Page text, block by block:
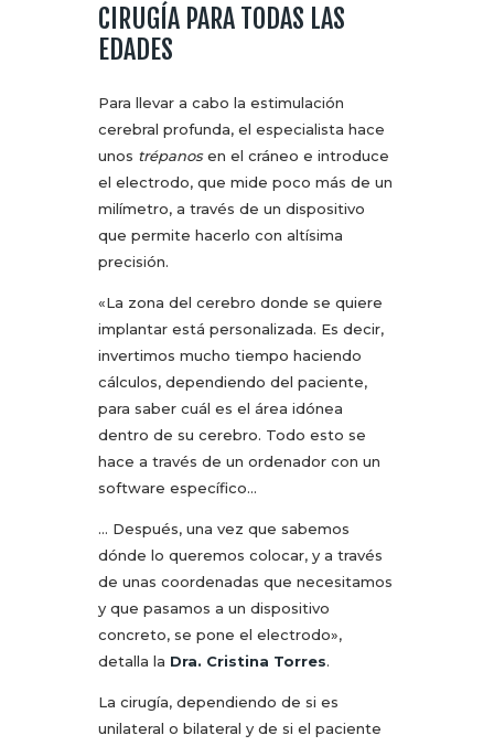
CIRUGÍA PARA TODAS LAS
EDADES
Para llevar a cabo la estimulación
cerebral profunda, el especialista hace
unos trépanosen el cráneo e introduce
el electrodo, que mide poco más de un
milímetro, a través de un dispositivo
que permite hacerlo con altísima
precisión.
«La zona del cerebro donde se quiere
implantar está personalizada. Es decir,
invertimos mucho tiempo haciendo
cálculos, dependiendo del paciente,
para saber cuál es el área idónea
dentro de su cerebro. Todo esto se
hace a través de un ordenador con un
software específico…
… Después, una vez que sabemos
dónde lo queremos colocar, y a través
de unas coordenadas que necesitamos
y que pasamos a un dispositivo
concreto, se pone el electrodo»,
detalla la Dra. Cristina Torres.
La cirugía, dependiendo de si es
unilateral o bilateral y de si el paciente